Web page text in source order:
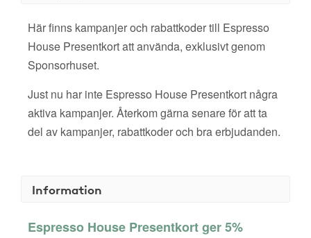
Här finns kampanjer och rabattkoder till Espresso
House Presentkort att använda, exklusivt genom
Sponsorhuset.
Just nu har inte Espresso House Presentkort några
aktiva kampanjer. Återkom gärna senare för att ta
del av kampanjer, rabattkoder och bra erbjudanden.
Information
Espresso House Presentkort ger 5%